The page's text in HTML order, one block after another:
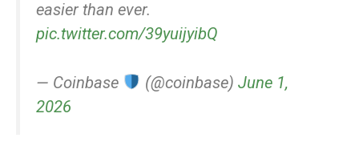
easier than ever.
pic.twitter.com/39yuijyibQ
— Coinbase (@coinbase)June 1,
2026